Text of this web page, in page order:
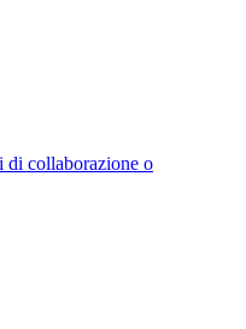
collaborazione o